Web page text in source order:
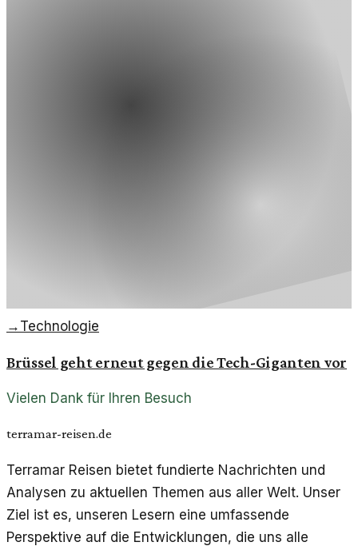
→ Technologie
Brüssel geht erneut gegen die Tech-Giganten vor
Vielen Dank für Ihren Besuch
terramar-reisen.de
Terramar Reisen bietet fundierte Nachrichten und
Analysen zu aktuellen Themen aus aller Welt. Unser
Ziel ist es, unseren Lesern eine umfassende
Perspektive auf die Entwicklungen, die uns alle